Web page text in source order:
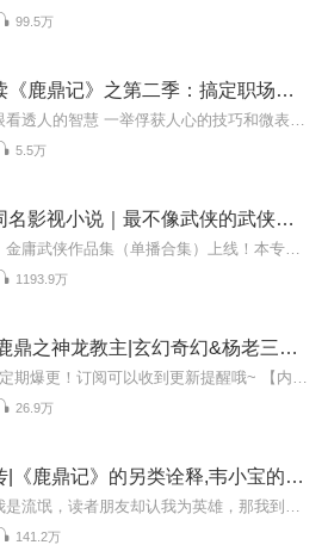
99.5万
心理学解读《鹿鼎记》之第二季：搞定职场、情场、江湖
5.5万
鹿鼎记（同名影视小说｜最不像武侠的武侠｜金庸原著）
1193.9万
免费|重生鹿鼎之神龙教主|玄幻奇幻&杨老三&玄幻
26.9万
韦小宝自传|《鹿鼎记》的另类诠释,韦小宝的无厘头智慧
141.2万